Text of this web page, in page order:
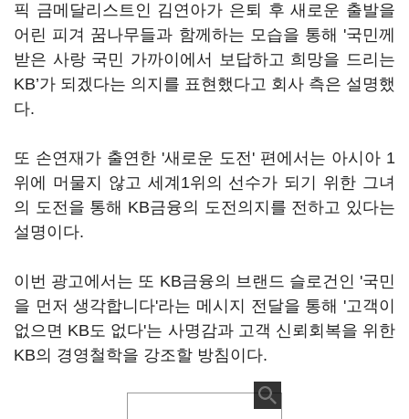
픽 금메달리스트인 김연아가 은퇴 후 새로운 출발을
어린 피겨 꿈나무들과 함께하는 모습을 통해 '국민께
받은 사랑 국민 가까이에서 보답하고 희망을 드리는
KB’가 되겠다는 의지를 표현했다고 회사 측은 설명했
다.
또 손연재가 출연한 '새로운 도전' 편에서는 아시아 1
위에 머물지 않고 세계1위의 선수가 되기 위한 그녀
의 도전을 통해 KB금융의 도전의지를 전하고 있다는
설명이다.
이번 광고에서는 또 KB금융의 브랜드 슬로건인 '국민
을 먼저 생각합니다'라는 메시지 전달을 통해 '고객이
없으면 KB도 없다'는 사명감과 고객 신뢰회복을 위한
KB의 경영철학을 강조할 방침이다.